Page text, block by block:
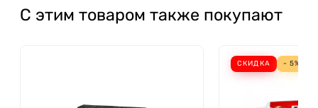
С этим товаром также покупают
СКИДКА - 5%